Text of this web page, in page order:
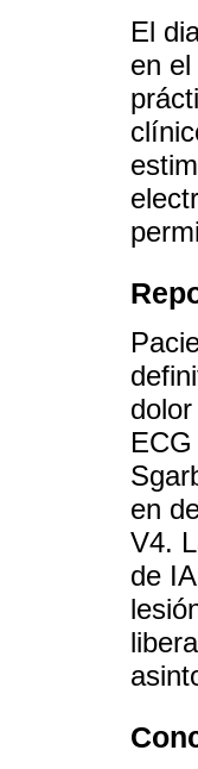
El
en
en
V4.
de